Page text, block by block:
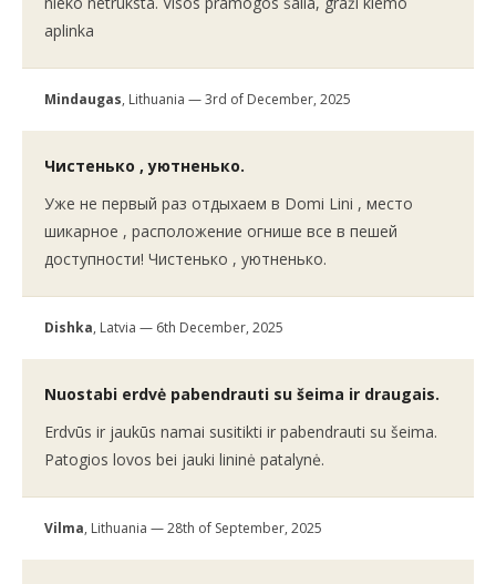
aplinka
Mindaugas, Lithuania — 3rd of December, 2025
Чистенько , уютненько.
Уже не первый раз отдыхаем в Domi Lini , место
шикарное , расположение огнише все в пешей
доступности! Чистенько , уютненько.
Dishka, Latvia — 6th December, 2025
Nuostabi erdvė pabendrauti su šeima ir draugais.
Erdvūs ir jaukūs namai susitikti ir pabendrauti su šeima.
Patogios lovos bei jauki lininė patalynė.
Vilma, Lithuania — 28th of September, 2025